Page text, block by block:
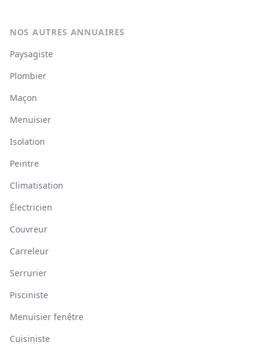
NOS AUTRES ANNUAIRES
Paysagiste
Plombier
Maçon
Menuisier
Isolation
Peintre
Climatisation
Électricien
Couvreur
Carreleur
Serrurier
Pisciniste
Menuisier fenêtre
Cuisiniste